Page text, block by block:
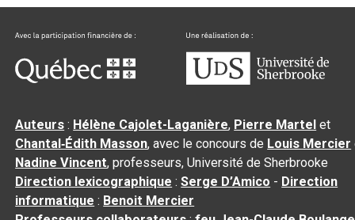
Auteurs : Hélène Cajolet-Laganière, Pierre Martel et
Chantal‑Édith Masson, avec le concours de Louis Mercier
Nadine Vincent, professeurs, Université de Sherbrooke
Direction lexicographique :Serge D’Amico - Direction
informatique : Benoit Mercier